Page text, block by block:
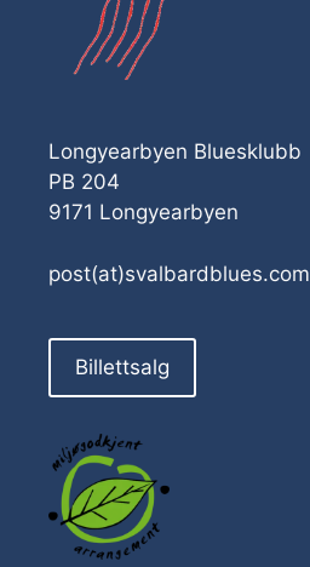
Longyearbyen Bluesklubb
PB 204
9171 Longyearbyen
post(at)svalbardblues.com
Billettsalg